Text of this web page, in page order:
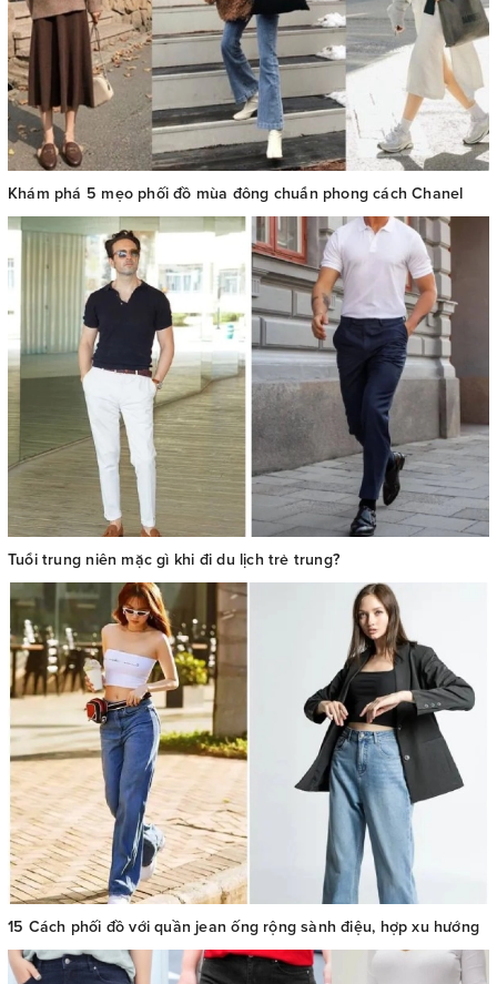
Khám phá 5 mẹo phối đồ mùa đông chuẩn phong cách Chanel
Tuổi trung niên mặc gì khi đi du lịch trẻ trung?
15 Cách phối đồ với quần jean ống rộng sành điệu, hợp xu hướng